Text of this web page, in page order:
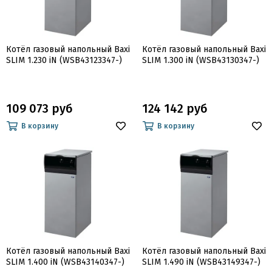
Котёл газовый напольный Baxi
SLIM 1.230 iN (WSB43123347-)
109 073 руб
В корзину
Котёл газовый напольный Baxi
SLIM 1.300 iN (WSB43130347-)
124 142 руб
В корзину
Котёл газовый напольный Baxi
SLIM 1.400 iN (WSB43140347-)
Котёл газовый напольный Baxi
SLIM 1.490 iN (WSB43149347-)